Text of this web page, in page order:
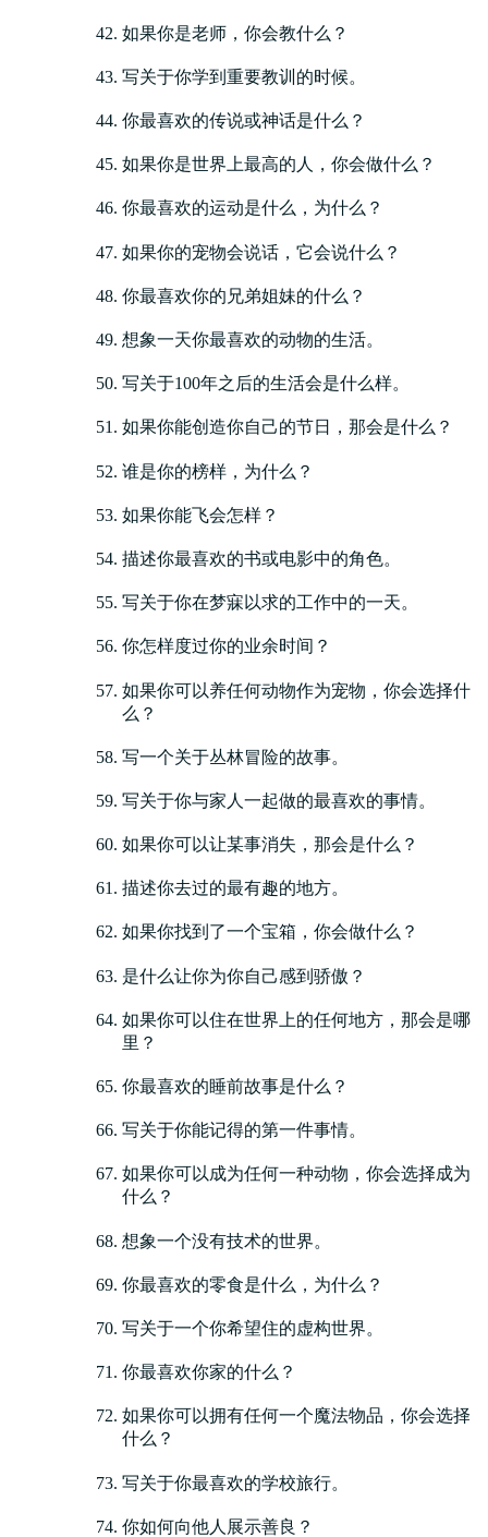
如果你是老师，你会教什么？
写关于你学到重要教训的时候。
你最喜欢的传说或神话是什么？
如果你是世界上最高的人，你会做什么？
你最喜欢的运动是什么，为什么？
如果你的宠物会说话，它会说什么？
你最喜欢你的兄弟姐妹的什么？
想象一天你最喜欢的动物的生活。
写关于100年之后的生活会是什么样。
如果你能创造你自己的节日，那会是什么？
谁是你的榜样，为什么？
如果你能飞会怎样？
描述你最喜欢的书或电影中的角色。
写关于你在梦寐以求的工作中的一天。
你怎样度过你的业余时间？
如果你可以养任何动物作为宠物，你会选择什
么？
写一个关于丛林冒险的故事。
写关于你与家人一起做的最喜欢的事情。
如果你可以让某事消失，那会是什么？
描述你去过的最有趣的地方。
如果你找到了一个宝箱，你会做什么？
是什么让你为你自己感到骄傲？
如果你可以住在世界上的任何地方，那会是哪
里？
你最喜欢的睡前故事是什么？
写关于你能记得的第一件事情。
如果你可以成为任何一种动物，你会选择成为
什么？
想象一个没有技术的世界。
你最喜欢的零食是什么，为什么？
写关于一个你希望住的虚构世界。
你最喜欢你家的什么？
如果你可以拥有任何一个魔法物品，你会选择
什么？
写关于你最喜欢的学校旅行。
你如何向他人展示善良？